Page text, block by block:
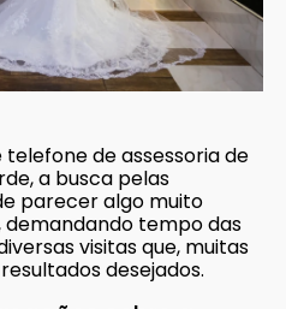
de assessoria de
a busca pelas
parecer algo muito
tempo das
visitas que, muitas
desejados.